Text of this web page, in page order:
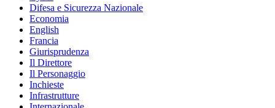
Difesa e Sicurezza Nazionale
Economia
English
Francia
Giurisprudenza
Il Direttore
Il Personaggio
Inchieste
Infrastrutture